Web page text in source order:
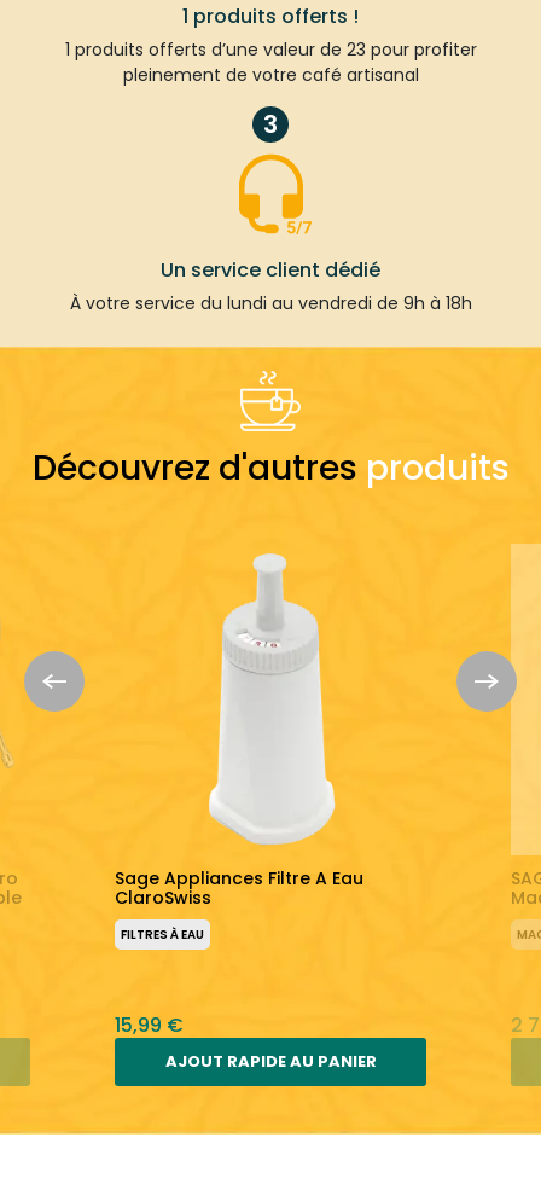
1 produits offerts !
1 produits offerts d’une valeur de 23 pour profiter
pleinement de votre café artisanal
3
Un service client dédié
À votre service du lundi au vendredi de 9h à 18h
Découvrez d'autres produits
Sage Appliances Filtre A Eau
ClaroSwiss
FILTRES À EAU
15,99 €
AJOUT RAPIDE AU PANIER
2